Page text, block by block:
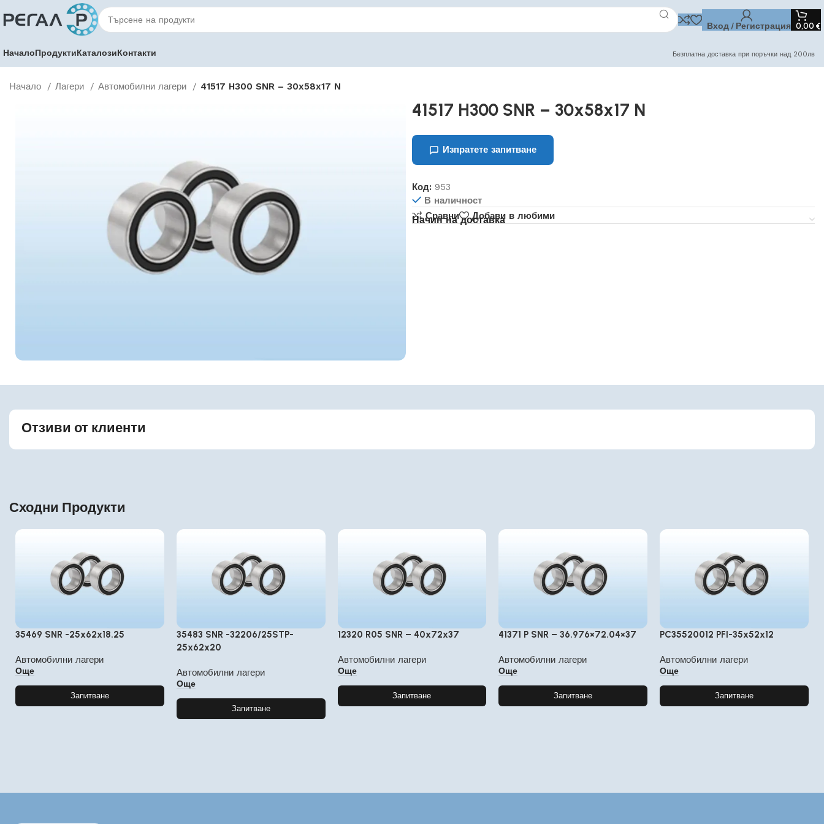
Вход / Регистрация 0,00 €
НачалоПродуктиКаталозиКонтакти Безплатна доставка при поръчки над 200лв
Начало Лагери Автомобилни лагери 41517 H300 SNR – 30x58x17 N
41517 H300 SNR – 30x58x17 N
Изпратете запитване
Код: 953
В наличност
Сравни
Добави в любими
Начин на доставка
Отзиви от клиенти
Сходни Продукти
35469 SNR -25x62x18.25
Автомобилни лагери
Още
Запитване
35483 SNR -32206/25STP-
25x62x20
Автомобилни лагери
Още
Запитване
12320 R05 SNR – 40x72x37
Автомобилни лагери
Още
Запитване
41371 P SNR – 36.976×72.04×37
Автомобилни лагери
Още
Запитване
PC35520012 PFI-35x52x12
Автомобилни лагери
Още
Запитване